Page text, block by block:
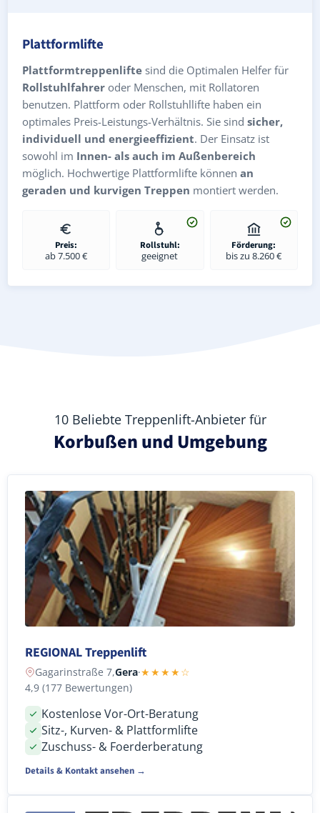
Plattformlifte
Plattformtreppenlifte sind die Optimalen Helfer für
Rollstuhlfahrer oder Menschen, mit Rollatoren
benutzen. Plattform oder Rollstuhllifte haben ein
optimales Preis-Leistungs-Verhältnis. Sie sind sicher,
individuell und energieeffizient. Der Einsatz ist
sowohl im Innen- als auch im Außenbereich
möglich. Hochwertige Plattformlifte können an
geraden und kurvigen Treppen montiert werden.
Preis:
ab 7.500 €
Rollstuhl:
geeignet
Förderung:
bis zu 8.260 €
10 Beliebte Treppenlift-Anbieter für
Korbußen und Umgebung
REGIONAL Treppenlift
Gagarinstraße 7,Gera·★★★★☆
4,9 (177 Bewertungen)
Kostenlose Vor-Ort-Beratung
Sitz-, Kurven- & Plattformlifte
Zuschuss- & Foerderberatung
Details & Kontakt ansehen →